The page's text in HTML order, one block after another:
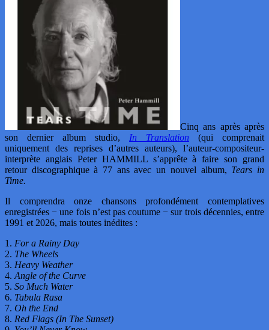
Cinq ans après après
son dernier album studio, In Translation (qui comprenait
uniquement des reprises d’autres auteurs), l’auteur-compositeur-
interprète anglais Peter HAMMILL s’apprête à faire son grand
retour discographique à 77 ans avec un nouvel album, Tears in
Time.
Il comprendra onze chansons profondément contemplatives
enregistrées − une fois n’est pas coutume − sur trois décennies, entre
1991 et 2026, mais toutes inédites :
1. For a Rainy Day
2. The Wheels
3. Heavy Weather
4.Angle of the Curve
5. So Much Water
6. Tabula Rasa
7. Oh the End
8. Red Flags (In The Sunset)